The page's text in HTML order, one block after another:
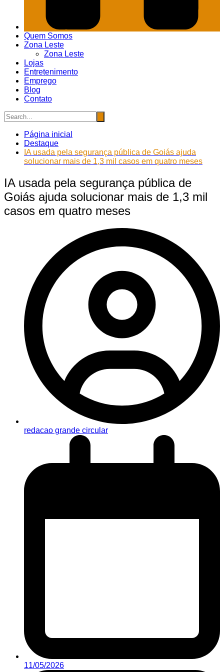
Quem Somos
Zona Leste
Zona Leste
Lojas
Entretenimento
Emprego
Blog
Contato
Página inicial
Destaque
IA usada pela segurança pública de Goiás ajuda
solucionar mais de 1,3 mil casos em quatro meses
IA usada pela segurança pública de
Goiás ajuda solucionar mais de 1,3 mil
casos em quatro meses
redacao grande circular
11/05/2026